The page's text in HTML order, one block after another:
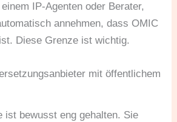
IP-Agenten oder Berater,
annehmen, dass OMIC
Diese Grenze ist wichtig.
mit öffentlichem
ist bewusst eng gehalten. Sie